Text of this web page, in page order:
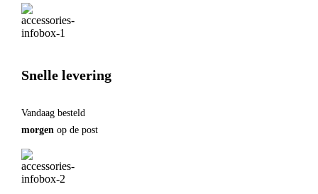
modellen
met
Apple
C)
Spaans
Snelle levering
Vandaag besteld
morgen op de post